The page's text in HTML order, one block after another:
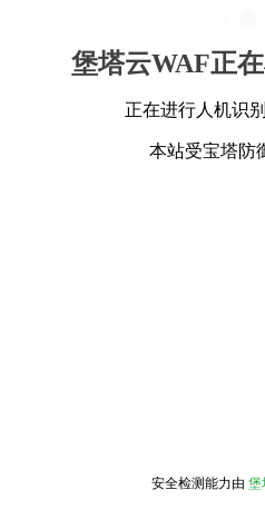
堡塔云WAF正
正在进行人机识
本站受宝塔防
安全检测能力由 堡